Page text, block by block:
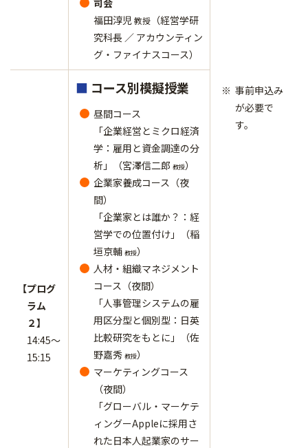
司会
福田淳児教授 （経営学研
究科長 ／ アカウンティン
グ・ファイナスコース）
事前申込み
が必要で
す。
【プログ
ラム
２】
14:45～
15:15
■ コース別模擬授業
昼間コース
「企業経営とミクロ経済
学：雇用と資金調達の分
析」（宮澤信二郎 教授）
企業家養成コース（夜
間）
「企業家とは誰か？：経
営学での位置付け」（稲
垣京輔 教授）
人材・組織マネジメント
コース（夜間）
「人事管理システムの雇
用区分型と個別型：日英
比較研究をもとに」（佐
野嘉秀 教授）
マーケティングコース
（夜間）
「グローバル・マーケテ
ィングーAppleに採用さ
れた日本人起業家のサー